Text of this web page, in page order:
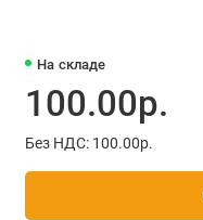
На складе
100.00р.
Без НДС: 100.00р.